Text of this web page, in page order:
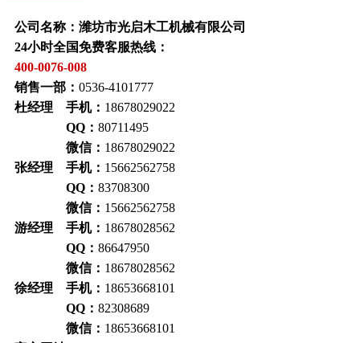
公司名称：潍坊市光启木工机械有限公司
24小时全国免费客服热线：
400-0076-008
销售一部： 0536-4101777
杜经理 手机： 18678029022
QQ： 80711495
微信： 18678029022
张经理 手机： 15662562758
QQ： 83708300
微信： 15662562758
游经理 手机： 18678028562
QQ： 86647950
微信： 18678028562
徐经理 手机： 18653668101
QQ： 82308689
微信： 18653668101